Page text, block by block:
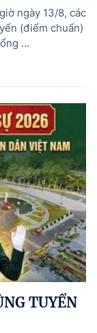
ngày 13/8, các
(điểm chuẩn)
...
TUYỂN